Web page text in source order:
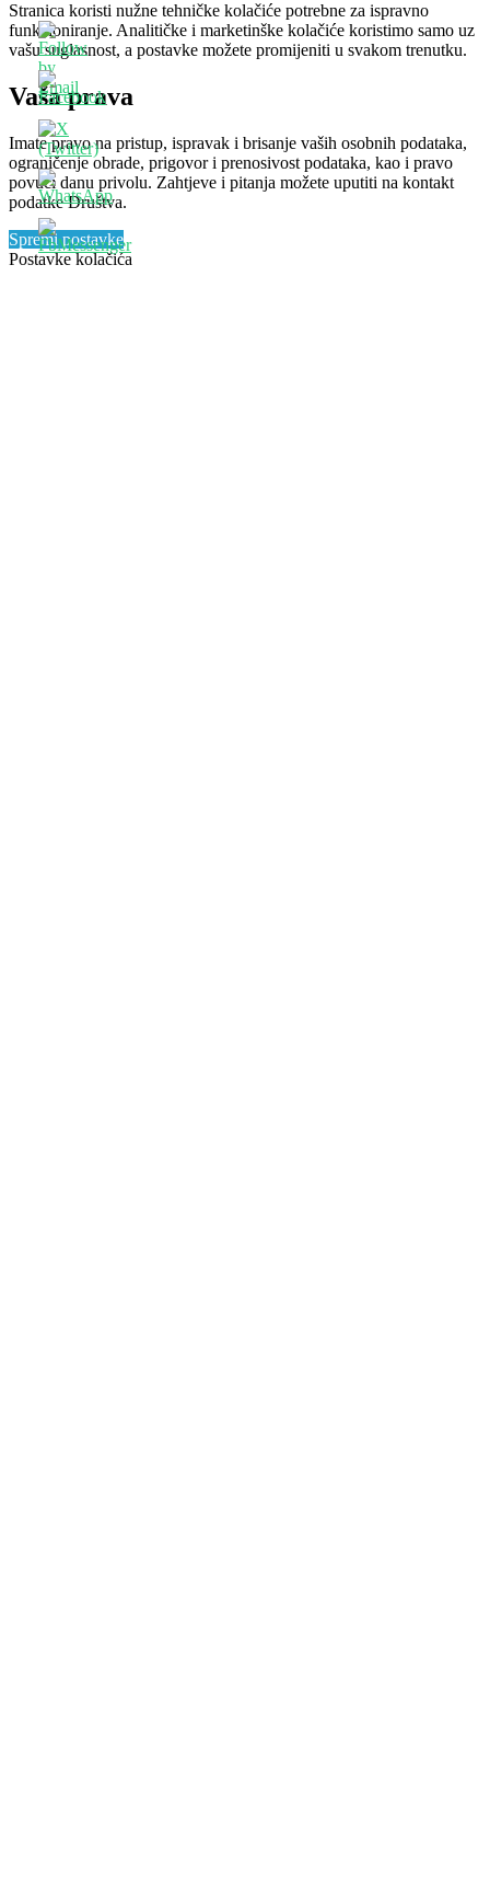
Stranica koristi nužne tehničke kolačiće potrebne za ispravno
funkcioniranje. Analitičke i marketinške kolačiće koristimo samo uz
vašu suglasnost, a postavke možete promijeniti u svakom trenutku.
Vaša prava
Imate pravo na pristup, ispravak i brisanje vaših osobnih podataka,
ograničenje obrade, prigovor i prenosivost podataka, kao i pravo
povući danu privolu. Zahtjeve i pitanja možete uputiti na kontakt
podatke Društva.
Spremi postavke
Postavke kolačića